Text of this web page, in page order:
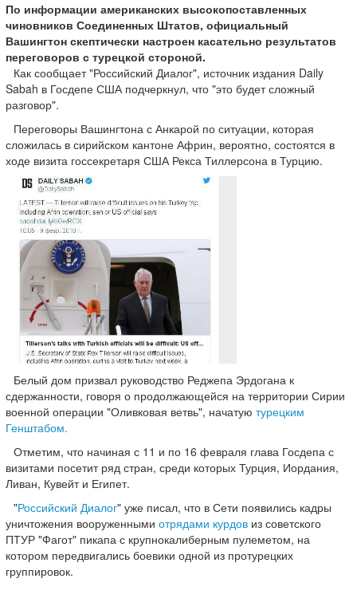
По информации американских высокопоставленных
чиновников Соединенных Штатов, официальный
Вашингтон скептически настроен касательно результатов
переговоров с турецкой стороной.
Как сообщает "Российский Диалог", источник издания Daily
Sabah в Госдепе США подчеркнул, что "это будет сложный
разговор".
Переговоры Вашингтона с Анкарой по ситуации, которая
сложилась в сирийском кантоне Африн, вероятно, состоятся в
ходе визита госсекретаря США Рекса Тиллерсона в Турцию.
Белый дом призвал руководство Реджепа Эрдогана к
сдержанности, говоря о продолжающейся на территории Сирии
военной операции "Оливковая ветвь", начатую турецким
Генштабом.
Отметим, что начиная с 11 и по 16 февраля глава Госдепа с
визитами посетит ряд стран, среди которых Турция, Иордания,
Ливан, Кувейт и Египет.
"Российский Диалог" уже писал, что в Сети появились кадры
уничтожения вооруженными отрядами курдов из советского
ПТУР "Фагот" пикапа с крупнокалиберным пулеметом, на
котором передвигались боевики одной из протурецких
группировок.